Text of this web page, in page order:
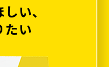
い、
たい